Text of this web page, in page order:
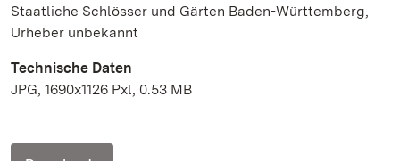
Staatliche Schlösser und Gärten Baden-Württemberg,
Urheber unbekannt
Technische Daten
JPG, 1690x1126 Pxl, 0.53 MB